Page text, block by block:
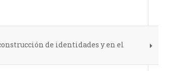
de identidades y en el